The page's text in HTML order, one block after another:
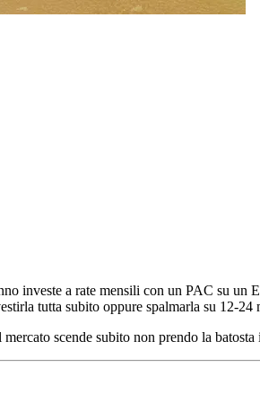
investe a rate mensili con un PAC su un
tutta subito oppure spalmarla su 12-24
scende subito non prendo la